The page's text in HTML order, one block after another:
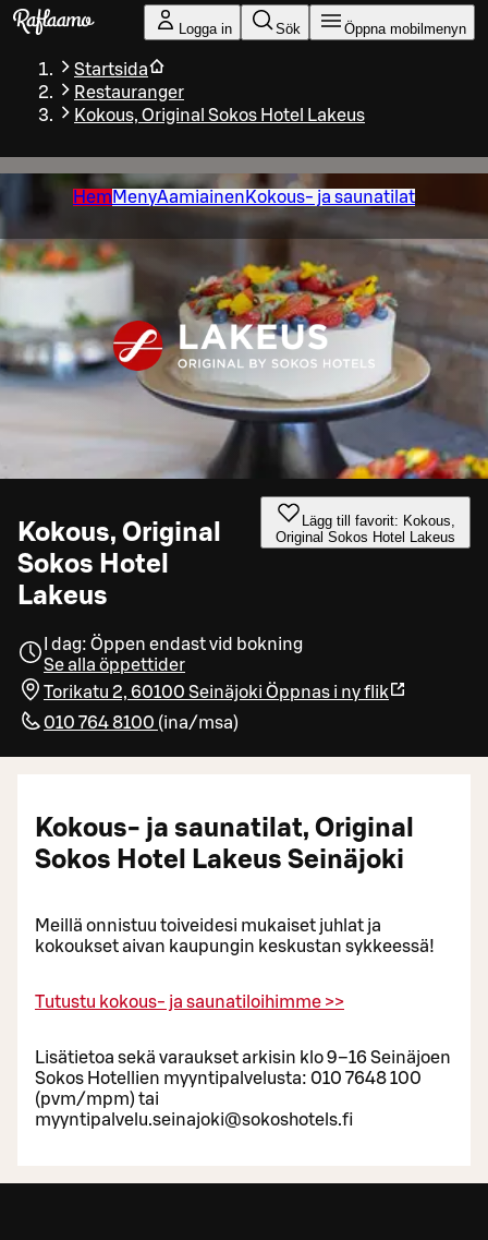
Gå till huvudinnehållet
Logga in Sök Öppna mobilmenyn
Startsida
Restauranger
Kokous, Original Sokos Hotel Lakeus
Hem MenyAamiainen Kokous- ja saunatilat
Kokous, Original
Sokos Hotel
Lakeus
Lägg till favorit: Kokous,
Original Sokos Hotel Lakeus
I dag: Öppen endast vid bokning
Se alla öppettider
Torikatu 2, 60100 Seinäjoki Öppnas i ny flik
010 764 8100 (ina/msa)
Kokous- ja saunatilat, Original
Sokos Hotel Lakeus Seinäjoki
Meillä onnistuu toiveidesi mukaiset juhlat ja
kokoukset aivan kaupungin keskustan sykkeessä!
Tutustu kokous- ja saunatiloihimme >>
Lisätietoa sekä varaukset arkisin klo 9–16 Seinäjoen
Sokos Hotellien myyntipalvelusta: 010 7648 100
(pvm/mpm) tai
myyntipalvelu.seinajoki@sokoshotels.fi